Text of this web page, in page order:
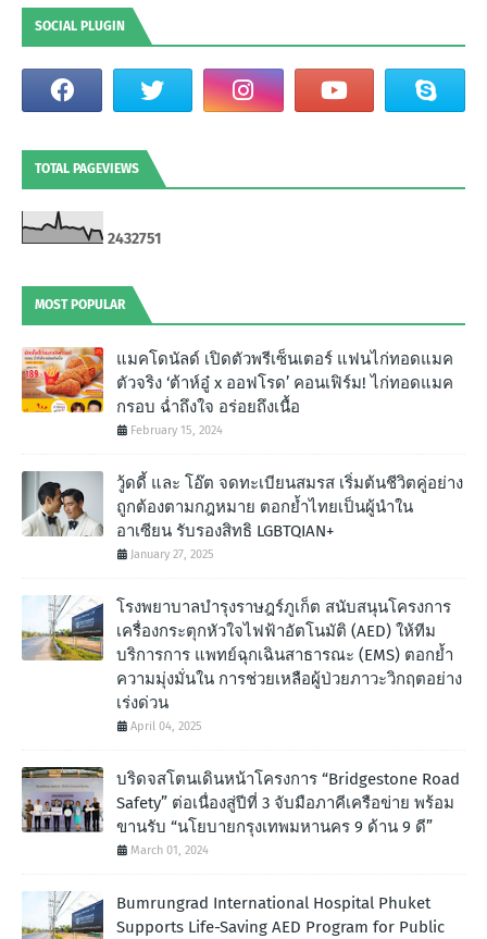
SOCIAL PLUGIN
TOTAL PAGEVIEWS
2432751
MOST POPULAR
แมคโดนัลด์ เปิดตัวพรีเซ็นเตอร์ แฟนไก่ทอดแมค
ตัวจริง ‘ต้าห์อู๋ x ออฟโรด’ คอนเฟิร์ม! ไก่ทอดแมค
กรอบ ฉํ่าถึงใจ อร่อยถึงเนื้อ
February 15, 2024
วู้ดดี้ และ โอ๊ต จดทะเบียนสมรส เริ่มต้นชีวิตคู่อย่าง
ถูกต้องตามกฎหมาย ตอกย้ำไทยเป็นผู้นำใน
อาเซียน รับรองสิทธิ LGBTQIAN+
January 27, 2025
โรงพยาบาลบำรุงราษฎร์ภูเก็ต สนับสนุนโครงการ
เครื่องกระตุกหัวใจไฟฟ้าอัตโนมัติ (AED) ให้ทีม
บริการการ แพทย์ฉุกเฉินสาธารณะ (EMS) ตอกย้ำ
ความมุ่งมั่นใน การช่วยเหลือผู้ป่วยภาวะวิกฤตอย่าง
เร่งด่วน
April 04, 2025
บริดจสโตนเดินหน้าโครงการ “Bridgestone Road
Safety” ต่อเนื่องสู่ปีที่ 3 จับมือภาคีเครือข่าย พร้อม
ขานรับ “นโยบายกรุงเทพมหานคร 9 ด้าน 9 ดี”
March 01, 2024
Bumrungrad International Hospital Phuket
Supports Life-Saving AED Program for Public